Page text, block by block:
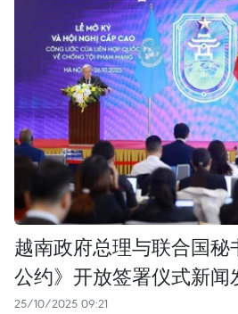
越南政府总理与联合国秘
公约》开放签署仪式新闻
25/10/2025 09:21